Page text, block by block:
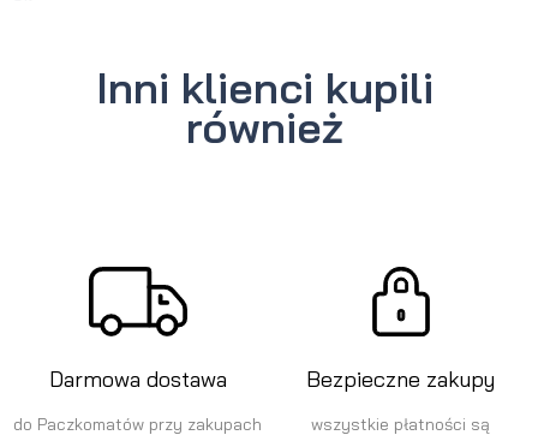
Inni klienci kupili
również
Darmowa dostawa
do Paczkomatów przy zakupach
Bezpieczne zakupy
wszystkie płatności są